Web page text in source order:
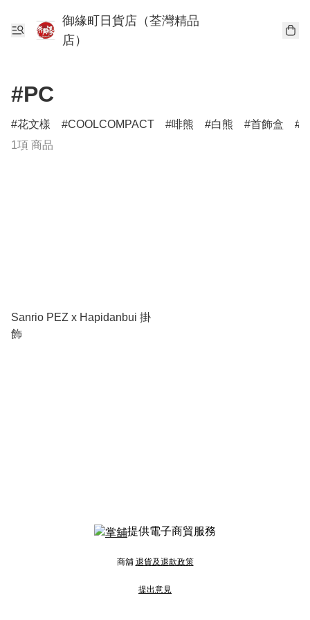
御緣町日貨店（荃灣精品
店）
#PC
花文樣 COOLCOMPACT 啡熊 白熊 首飾盒
1項 商品
Sanrio PEZ x Hapidanbui 掛
飾
提供電子商貿服務
商舖 退貨及退款政策
提出意見